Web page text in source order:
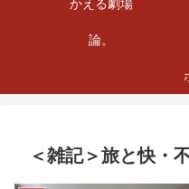
かえる劇場
論。
＜雑記＞旅と快・